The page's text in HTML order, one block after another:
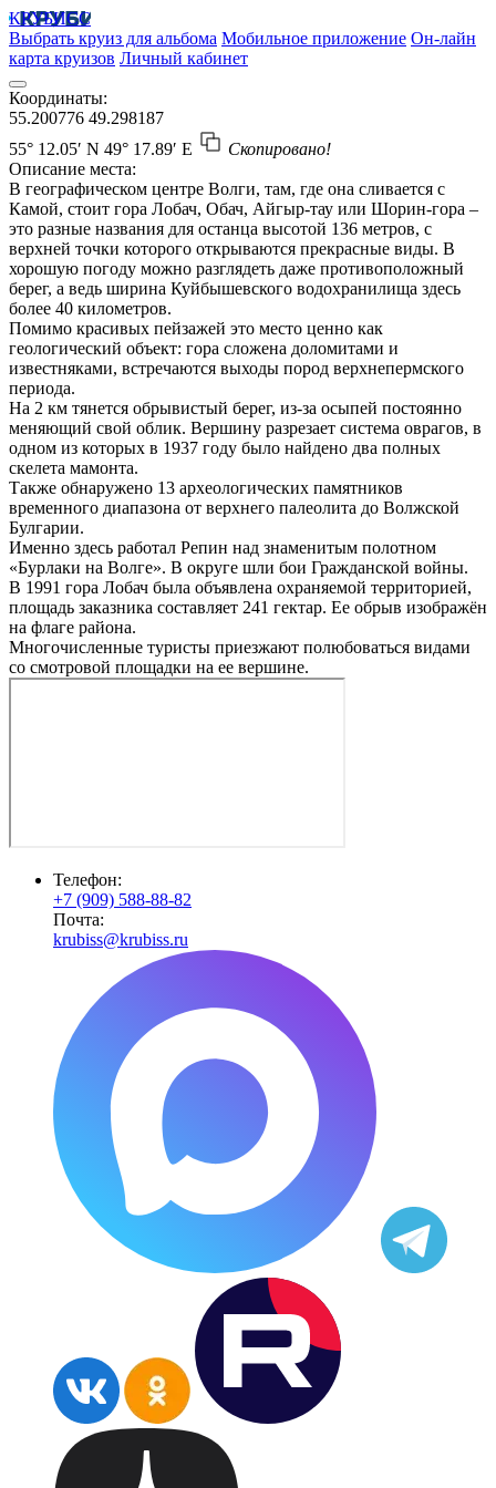
КРУБИСС
Выбрать круиз для альбома Мобильное приложение Он-лайн
карта круизов Личный кабинет
Координаты:
55.200776 49.298187
55° 12.05′ N 49° 17.89′ E
Скопировано!
Описание места:
В географическом центре Волги, там, где она сливается с
Камой, стоит гора Лобач, Обач, Айгыр-тау или Шорин-гора –
это разные названия для останца высотой 136 метров, с
верхней точки которого открываются прекрасные виды. В
хорошую погоду можно разглядеть даже противоположный
берег, а ведь ширина Куйбышевского водохранилища здесь
более 40 километров.
Помимо красивых пейзажей это место ценно как
геологический объект: гора сложена доломитами и
известняками, встречаются выходы пород верхнепермского
периода.
На 2 км тянется обрывистый берег, из-за осыпей постоянно
меняющий свой облик. Вершину разрезает система оврагов, в
одном из которых в 1937 году было найдено два полных
скелета мамонта.
Также обнаружено 13 археологических памятников
временного диапазона от верхнего палеолита до Волжской
Булгарии.
Именно здесь работал Репин над знаменитым полотном
«Бурлаки на Волге». В округе шли бои Гражданской войны.
В 1991 гора Лобач была объявлена охраняемой территорией,
площадь заказника составляет 241 гектар. Ее обрыв изображён
на флаге района.
Многочисленные туристы приезжают полюбоваться видами
со смотровой площадки на ее вершине.
Телефон:
+7 (909) 588-88-82
Почта:
krubiss@krubiss.ru